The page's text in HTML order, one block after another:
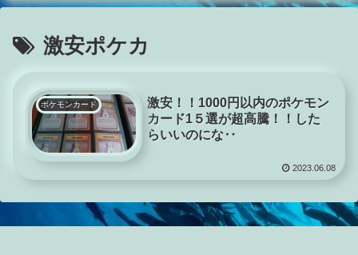
激安ポケカ
ポケモンカード
激安！！1000円以内のポケモン
カード1５選が超高騰！！した
らいいのにな‥
2023.06.08